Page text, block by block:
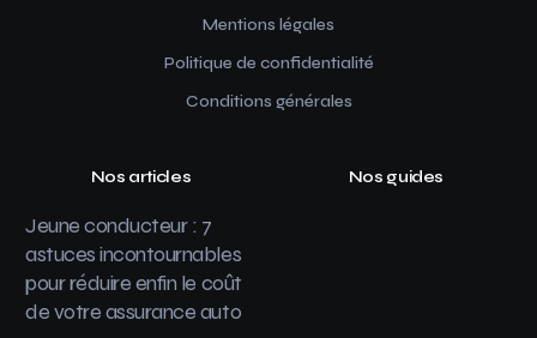
Mentions légales
Politique de confidentialité
Conditions générales
Nos articles
Jeune conducteur : 7
astuces incontournables
pour réduire enfin le coût
de votre assurance auto
Nos guides